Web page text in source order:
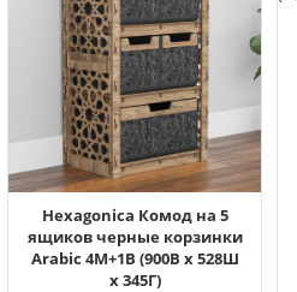
Hexagonica Комод на 5
ящиков черные корзинки
Arabic 4М+1В (900В х 528Ш
х 345Г)